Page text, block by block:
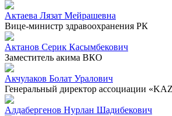
Актаева Лязат Мейрашевна
Вице-министр здравоохранения РК
Актанов Серик Касымбекович
Заместитель акима ВКО
Акчулаков Болат Уралович
Генеральный директор ассоциации
Алдабергенов Нурлан Шадибекович